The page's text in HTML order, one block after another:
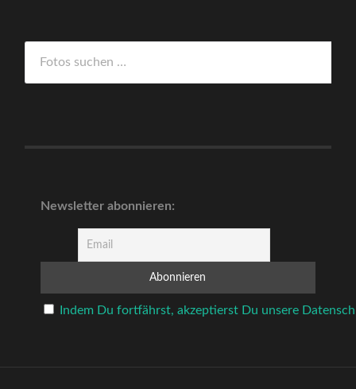
Newsletter abonnieren:
Indem Du fortfährst, akzeptierst Du unsere